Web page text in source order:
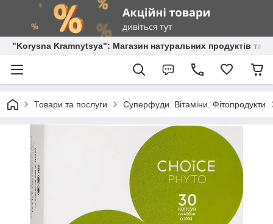
"Korysna Kramnytsya": Магазин натуральних продуктів та
Товари та послуги Суперфуди. Вітаміни. Фітопродукти